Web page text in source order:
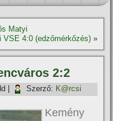
Matyi
VSE 4:0 (edzőmérkőzés)»
2:2
Szerző: K@rcsi
Kemény